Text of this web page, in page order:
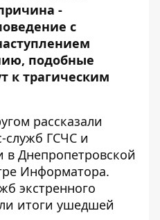
-
с
подобные
к трагическим
рассказали
служб ГСЧС и
Днепропетровской
Информатора.
экстренного
итоги ушедшей